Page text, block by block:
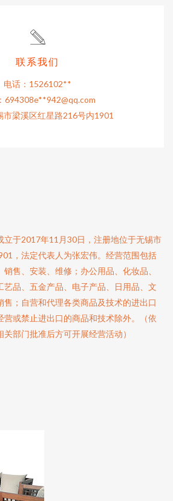
联系我们
电话：1526102**
694308e**942@qq.com
市梁溪区红星路216号内1901
立于2017年11月30日，注册地位于无锡市
，法定代表人为张宏伟。经营范围包括
售、安装、维修；办公用品、化妆品、
艺品、五金产品、电子产品、日用品、文
售；自营和代理各类商品及技术的进出口
营或禁止进出口的商品和技术除外。（依
部门批准后方可开展经营活动）